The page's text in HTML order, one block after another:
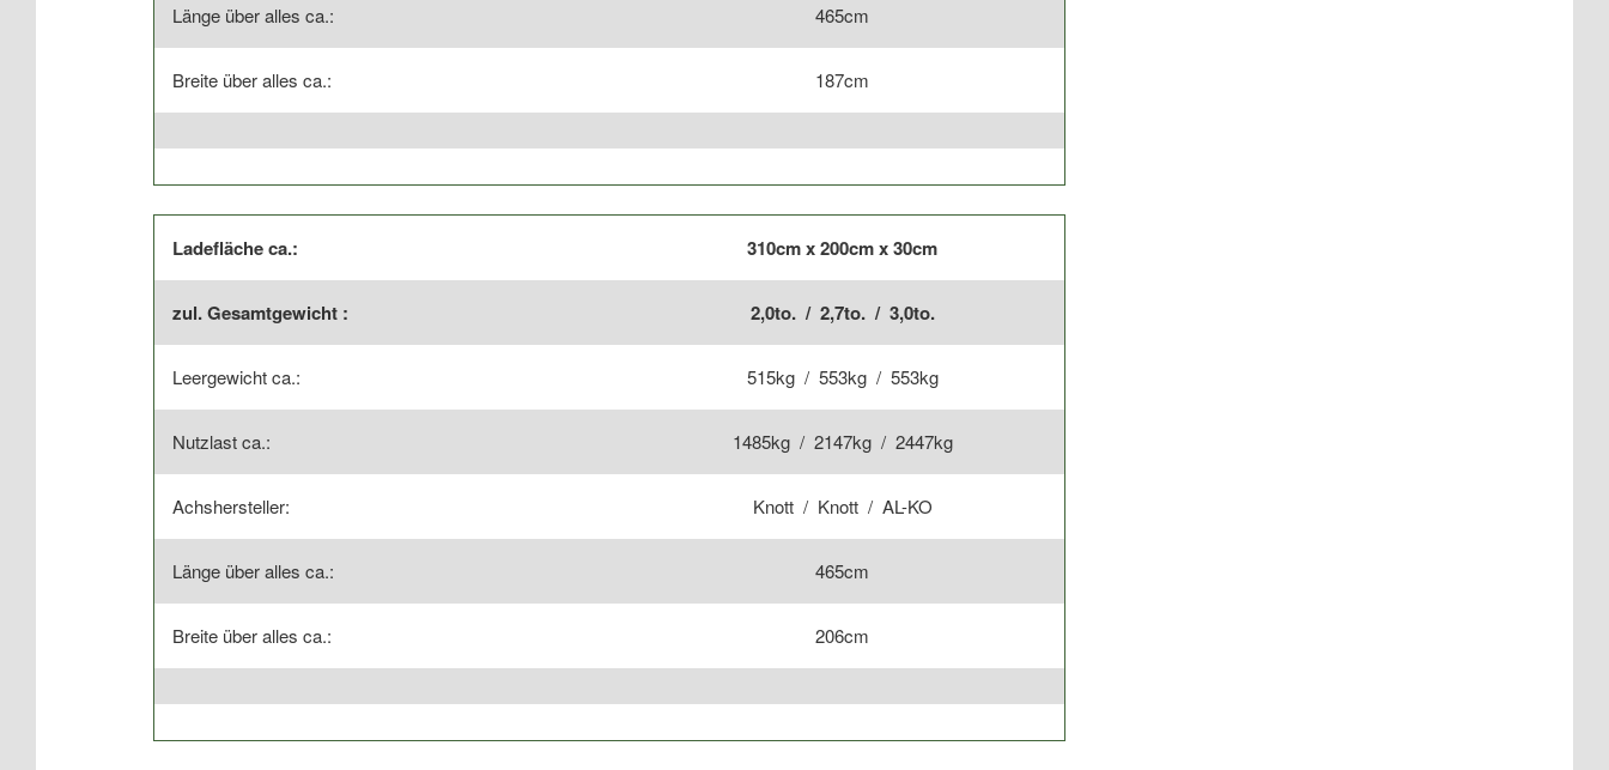
Länge über alles ca.: 465cm
Breite über alles ca.: 187cm
Ladefläche ca.: 310cm x 200cm x 30cm
zul. Gesamtgewicht : 2,0to. / 2,7to. / 3,0to.
Leergewicht ca.: 515kg / 553kg / 553kg
Nutzlast ca.: 1485kg / 2147kg / 2447kg
Achshersteller: Knott / Knott / AL-KO
Länge über alles ca.: 465cm
Breite über alles ca.: 206cm